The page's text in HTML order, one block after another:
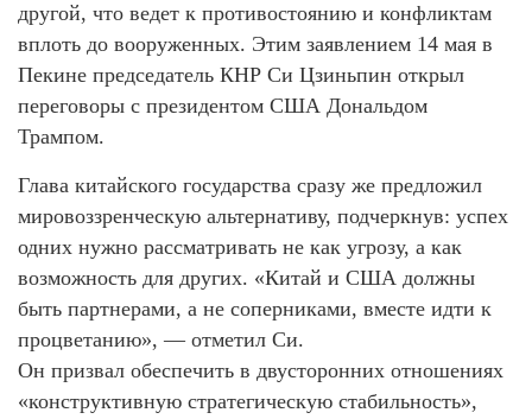
другой, что ведет к противостоянию и конфликтам
вплоть до вооруженных. Этим заявлением 14 мая в
Пекине председатель КНР Си Цзиньпин открыл
переговоры с президентом США Дональдом
Трампом.
Глава китайского государства сразу же предложил
мировоззренческую альтернативу, подчеркнув: успех
одних нужно рассматривать не как угрозу, а как
возможность для других. «Китай и США должны
быть партнерами, а не соперниками, вместе идти к
процветанию», — отметил Си.
Он призвал обеспечить в двусторонних отношениях
«конструктивную стратегическую стабильность»,